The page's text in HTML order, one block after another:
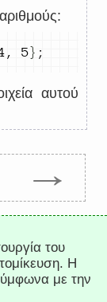
, 5} ;
αυτού
→
του
Η
με την